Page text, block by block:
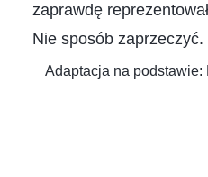
zaprawdę
Nie sposób zaprzeczyć.
Adaptacja na podstawie: